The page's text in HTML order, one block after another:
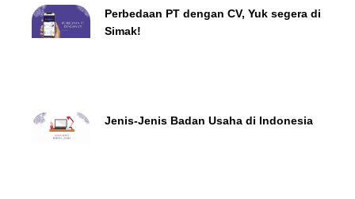
Perbedaan PT dengan CV, Yuk segera di
Simak!
Jenis-Jenis Badan Usaha di Indonesia